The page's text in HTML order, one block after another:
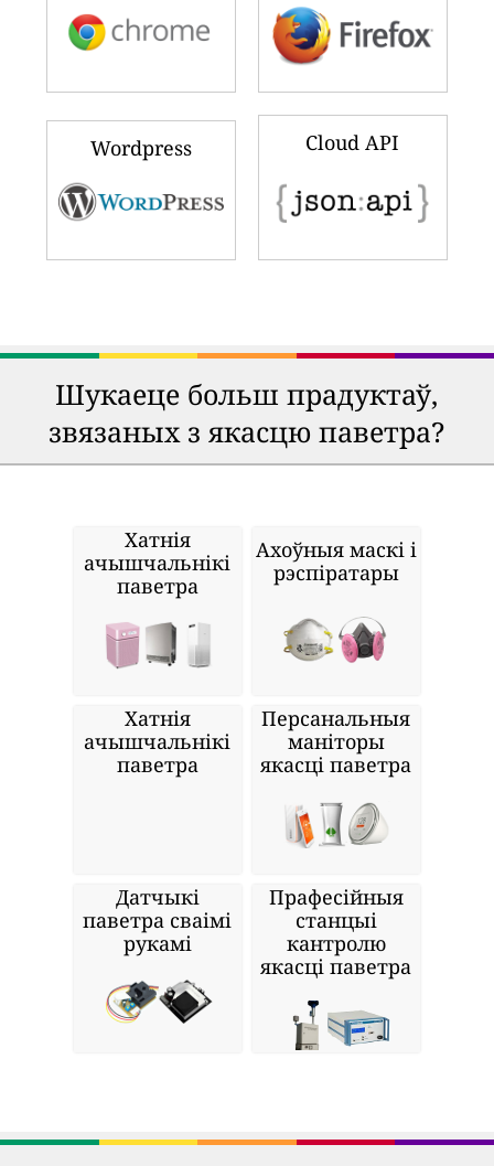
Wordpress Cloud API
Шукаеце больш прадуктаў,
звязаных з якасцю паветра?
Хатнія
ачышчальнікі
паветра
Ахоўныя маскі і
рэспіратары
Хатнія
ачышчальнікі
паветра
Персанальныя
маніторы
якасці паветра
Датчыкі
паветра сваімі
рукамі
Прафесійныя
станцыі
кантролю
якасці паветра